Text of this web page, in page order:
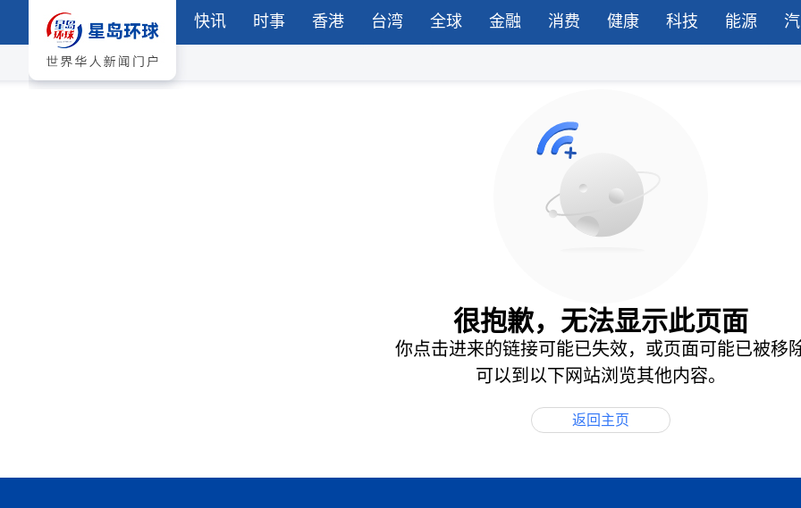
快讯 时事 香港 台湾 全球 金融 消费 健康 科技 能源
很抱歉，无法显示此页面
你点击进来的链接可能已失效，或页面可能已被移
可以到以下网站浏览其他内容。
返回主页